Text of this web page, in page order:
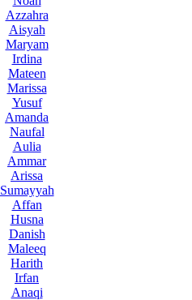
Azzahra
Aisyah
Maryam
Irdina
Mateen
Marissa
Yusuf
Amanda
Naufal
Aulia
Ammar
Arissa
Sumayyah
Affan
Husna
Danish
Maleeq
Harith
Irfan
Anaqi